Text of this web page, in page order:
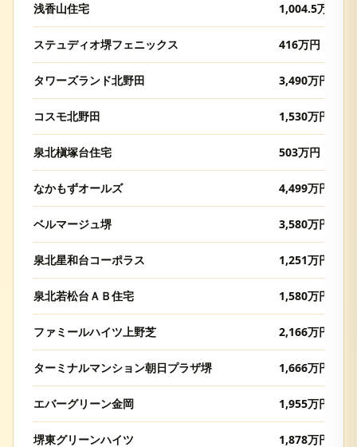
浅香山住宅 1,004.5万円
ステュディオ堺フェニックス 416万円
タワーズランド北野田 3,490万円
コスモ北野田 1,530万円
泉北槇塚台住宅 503万円
なかもずオールズ 4,499万円
ベルマージュ堺 3,580万円
泉北星和台コーポラス 1,251万円
泉北若松台ＡＢ住宅 1,580万円
ファミールハイツ上野芝 2,166万円
ターミナルマンション朝日プラザ堺 1,666万円
エバーグリーン金岡 1,955万円
堺東グリーンハイツ 1,878万円